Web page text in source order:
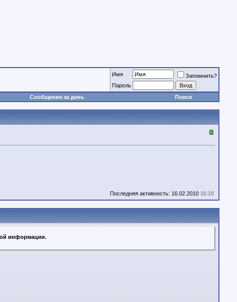
Имя
Запомнить?
Пароль
Сообщения за день Поиск
Последняя активность: 16.02.2010 16:18
информации.